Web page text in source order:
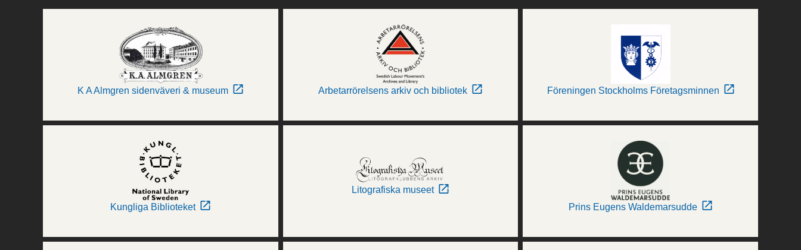
K A Almgren sidenväveri & museum Arbetarrörelsens arkiv och bibliotek Föreningen Stockholms Företagsminnen
Kungliga Biblioteket
Litografiska museet
Prins Eugens Waldemarsudde